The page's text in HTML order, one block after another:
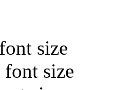
size
font size